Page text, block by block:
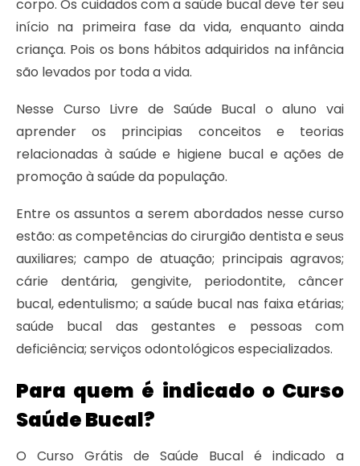
corpo. Os cuidados com a saúde bucal deve ter seu
início na primeira fase da vida, enquanto ainda
criança. Pois os bons hábitos adquiridos na infância
são levados por toda a vida.
Nesse Curso Livre de Saúde Bucal o aluno vai
aprender os principias conceitos e teorias
relacionadas à saúde e higiene bucal e ações de
promoção à saúde da população.
Entre os assuntos a serem abordados nesse curso
estão: as competências do cirurgião dentista e seus
auxiliares; campo de atuação; principais agravos;
cárie dentária, gengivite, periodontite, câncer
bucal, edentulismo; a saúde bucal nas faixa etárias;
saúde bucal das gestantes e pessoas com
deficiência; serviços odontológicos especializados.
Para quem é indicado o Curso
Saúde Bucal?
O Curso Grátis de Saúde Bucal é indicado a